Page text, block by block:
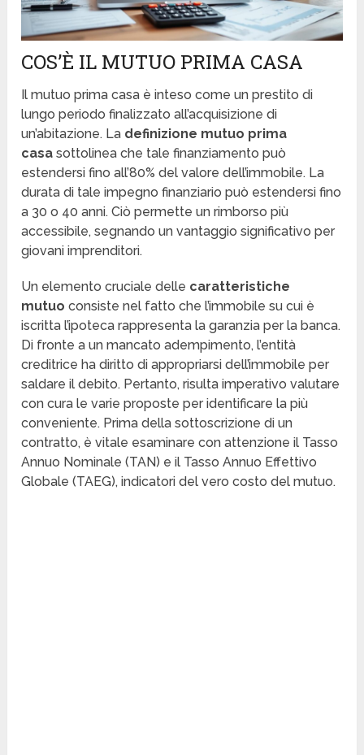
COS’È IL MUTUO PRIMA CASA
Il mutuo prima casa è inteso come un prestito di
lungo periodo finalizzato all’acquisizione di
un’abitazione. La definizione mutuo prima
casa sottolinea che tale finanziamento può
estendersi fino all’80% del valore dell’immobile. La
durata di tale impegno finanziario può estendersi fino
a 30 o 40 anni. Ciò permette un rimborso più
accessibile, segnando un vantaggio significativo per
giovani imprenditori.
Un elemento cruciale delle caratteristiche
mutuo consiste nel fatto che l’immobile su cui è
iscritta l’ipoteca rappresenta la garanzia per la banca.
Di fronte a un mancato adempimento, l’entità
creditrice ha diritto di appropriarsi dell’immobile per
saldare il debito. Pertanto, risulta imperativo valutare
con cura le varie proposte per identificare la più
conveniente. Prima della sottoscrizione di un
contratto, è vitale esaminare con attenzione il Tasso
Annuo Nominale (TAN) e il Tasso Annuo Effettivo
Globale (TAEG), indicatori del vero costo del mutuo.